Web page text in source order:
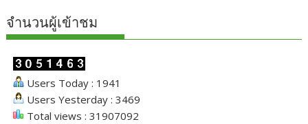
จำนวนผู้เข้าชม
Users Today : 1941
Users Yesterday : 3469
Total views : 31907092